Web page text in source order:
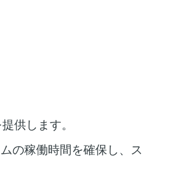
供します。
の稼働時間を確保し、ス